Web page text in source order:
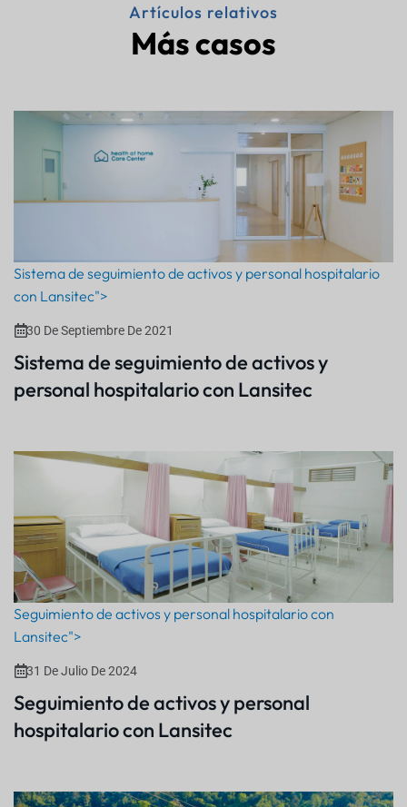
Artículos relativos
Más casos
Sistema de seguimiento de activos y personal hospitalario
con Lansitec">
30 De Septiembre De 2021
Sistema de seguimiento de activos y
personal hospitalario con Lansitec
Seguimiento de activos y personal hospitalario con
Lansitec">
31 De Julio De 2024
Seguimiento de activos y personal
hospitalario con Lansitec